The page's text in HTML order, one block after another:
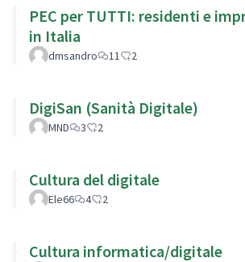
PEC per TUTTI: residenti e
in Italia
dmsandro 11 2
DigiSan (Sanità Digitale)
MND 3 2
Cultura del digitale
Ele66 4 2
Cultura informatica/digitale